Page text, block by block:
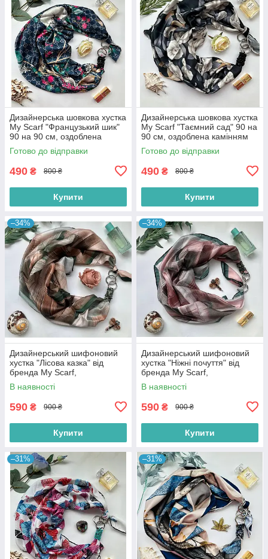
Дизайнерська шовкова хустка
My Scarf "Французький шик"
90 на 90 см, оздоблена
камінням агат
Готово до відправки
490 ₴ 800 ₴
Купити
Дизайнерська шовкова хустка
My Scarf "Таємний сад" 90 на
90 см, оздоблена камінням
агат
Готово до відправки
490 ₴ 800 ₴
Купити
–34%
Дизайнерський шифоновий
хустка "Лісова казка" від
бренда My Scarf,
прикрашений натуральним
каменем яшма
В наявності
590 ₴ 900 ₴
Купити
–34%
Дизайнерський шифоновий
хустка "Ніжні почуття" від
бренда My Scarf,
прикрашений натуральним
каменем родоніт
В наявності
590 ₴ 900 ₴
Купити
–31% –31%